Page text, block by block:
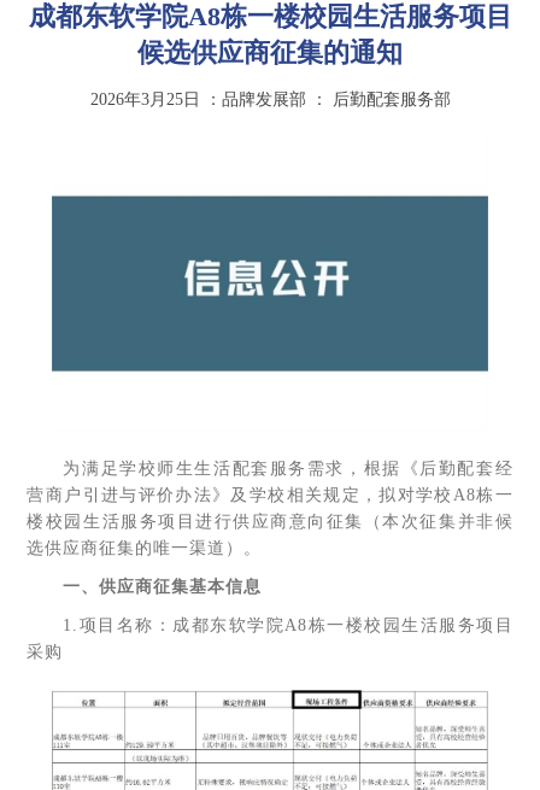
成都东软学院A8栋一楼校园生活服务项目
候选供应商征集的通知
2026年3月25日 ：品牌发展部 ： 后勤配套服务部
为满足学校师生生活配套服务需求，根据《后勤配套经
营商户引进与评价办法》及学校相关规定，拟对学校A8栋一
楼校园生活服务项目进行供应商意向征集（本次征集并非候
选供应商征集的唯一渠道）。
一、供应商征集基本信息
1.项目名称：成都东软学院A8栋一楼校园生活服务项目
采购